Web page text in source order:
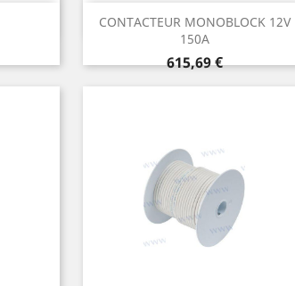
CONTACTEUR MONOBLOCK 12V
150A
Prix
615,69 €
Aperçu rapide